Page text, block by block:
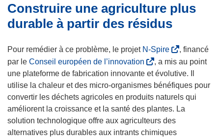
Construire une agriculture plus
durable à partir des résidus
Pour remédier à ce problème, le projet N-Spire(
s
’
o
u
v
r
e
, financé
par le Conseil européen de l’innovation
s
’
o
u
v
r
, a mis au point
une plateforme de fabrication innovante et évolutive. Il
utilise la chaleur et des micro-organismes bénéfiques pour
convertir les déchets agricoles en produits naturels qui
améliorent la croissance et la santé des plantes. La
solution technologique offre aux agriculteurs des
alternatives plus durables aux intrants chimiques